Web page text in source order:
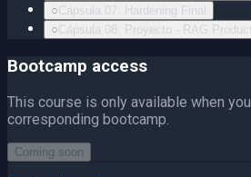
○Cápsula 07: Hardening Final
○Cápsula 08: Proyecto - RAG
Bootcamp access
This course is only available when
corresponding bootcamp.
Coming soon